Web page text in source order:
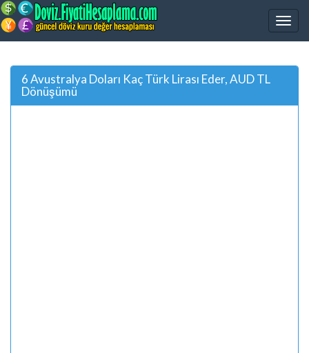
6 Avustralya Doları Kaç Türk Lirası Eder, AUD TL
Dönüşümü